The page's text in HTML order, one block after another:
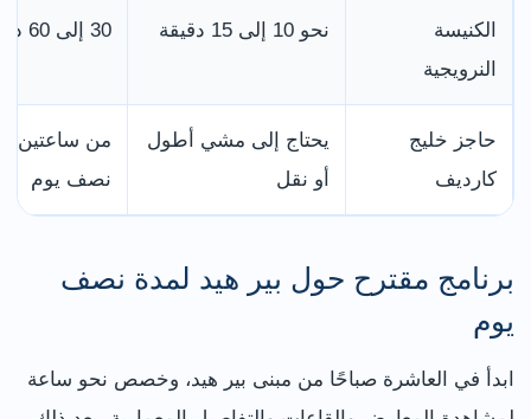
الكنيسة
النرويجية
نحو 10 إلى 15 دقيقة 30 إلى 60 دقيقة
حاجز خليج
كارديف
يحتاج إلى مشي أطول
أو نقل
من ساعتين
نصف يوم
برنامج مقترح حول بير هيد لمدة نصف
يوم
ابدأ في العاشرة صباحًا من مبنى بير هيد، وخصص نحو ساعة